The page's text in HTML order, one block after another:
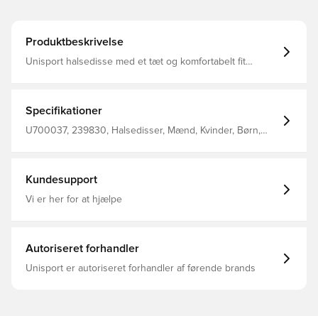
Produktbeskrivelse
Unisport halsedisse med et tæt og komfortabelt fit
Specifikationer
U700037, 239830, Halsedisser, Mænd, Kvinder, Børn,
Kundesupport
Vi er her for at hjælpe
Autoriseret forhandler
Unisport er autoriseret forhandler af førende brands